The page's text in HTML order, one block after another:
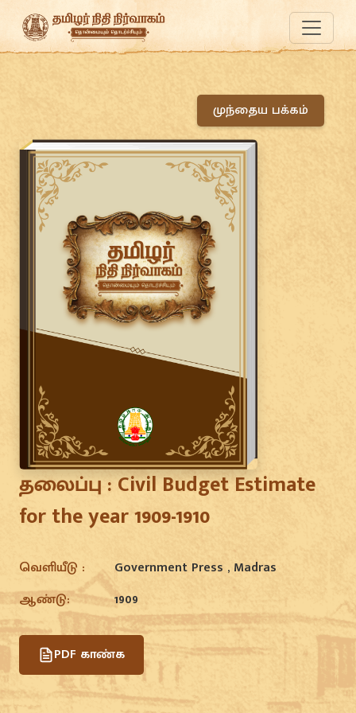
முந்தைய பக்கம்
தலைப்பு :Civil Budget Estimate
for the year 1909-1910
வெளியீடு :
Government Press , Madras
ஆண்டு:
1909
PDF காண்க